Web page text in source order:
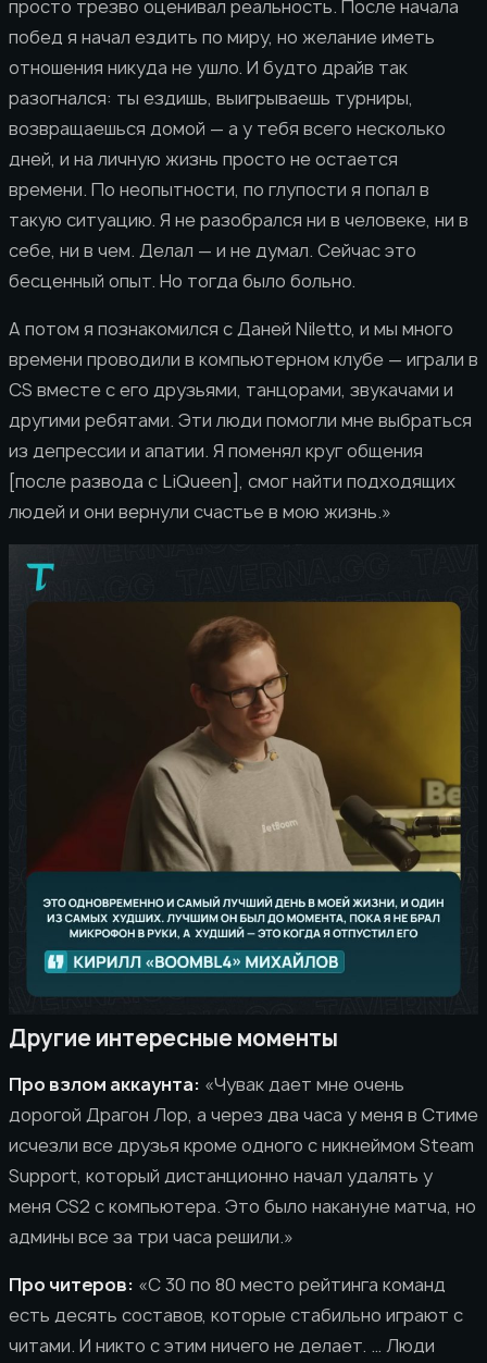
просто трезво оценивал реальность. После начала
побед я начал ездить по миру, но желание иметь
отношения никуда не ушло. И будто драйв так
разогнался: ты ездишь, выигрываешь турниры,
возвращаешься домой — а у тебя всего несколько
дней, и на личную жизнь просто не остается
времени. По неопытности, по глупости я попал в
такую ситуацию. Я не разобрался ни в человеке, ни в
себе, ни в чем. Делал — и не думал. Сейчас это
бесценный опыт. Но тогда было больно.
А потом я познакомился с Даней Niletto, и мы много
времени проводили в компьютерном клубе — играли в
CS вместе с его друзьями, танцорами, звукачами и
другими ребятами. Эти люди помогли мне выбраться
из депрессии и апатии. Я поменял круг общения
[после развода с LiQueen], смог найти подходящих
людей и они вернули счастье в мою жизнь.»
Другие интересные моменты
Про взлом аккаунта: «Чувак дает мне очень
дорогой Драгон Лор, а через два часа у меня в Стиме
исчезли все друзья кроме одного с никнеймом Steam
Support, который дистанционно начал удалять у
меня CS2 с компьютера. Это было накануне матча, но
админы все за три часа решили.»
Про читеров: «С 30 по 80 место рейтинга команд
есть десять составов, которые стабильно играют с
читами. И никто с этим ничего не делает. … Люди